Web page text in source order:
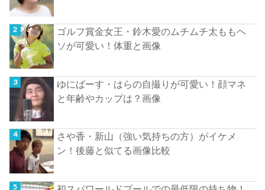
ゴルフ賞金女王・鈴木愛のムチムチ太ももヘ
ソが可愛い！体重と画像
ゆにばーす・はらの自撮りが可愛い！顔マネ
と年齢やカップは？画像
さや香・新山（強い気持ちの方）がイケメ
ン！後藤と似てる画像比較